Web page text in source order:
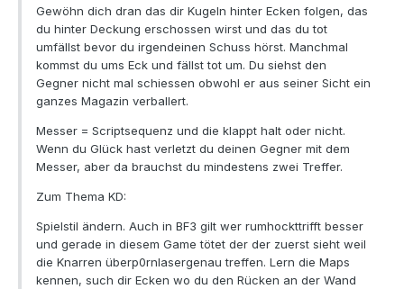
Gewöhn dich dran das dir Kugeln hinter Ecken folgen, das
du hinter Deckung erschossen wirst und das du tot
umfällst bevor du irgendeinen Schuss hörst. Manchmal
kommst du ums Eck und fällst tot um. Du siehst den
Gegner nicht mal schiessen obwohl er aus seiner Sicht ein
ganzes Magazin verballert.
Messer = Scriptsequenz und die klappt halt oder nicht.
Wenn du Glück hast verletzt du deinen Gegner mit dem
Messer, aber da brauchst du mindestens zwei Treffer.
Zum Thema KD:
Spielstil ändern. Auch in BF3 gilt wer rumhockttrifft besser
und gerade in diesem Game tötet der der zuerst sieht weil
die Knarren überp0rnlasergenau treffen. Lern die Maps
kennen, such dir Ecken wo du den Rücken an der Wand